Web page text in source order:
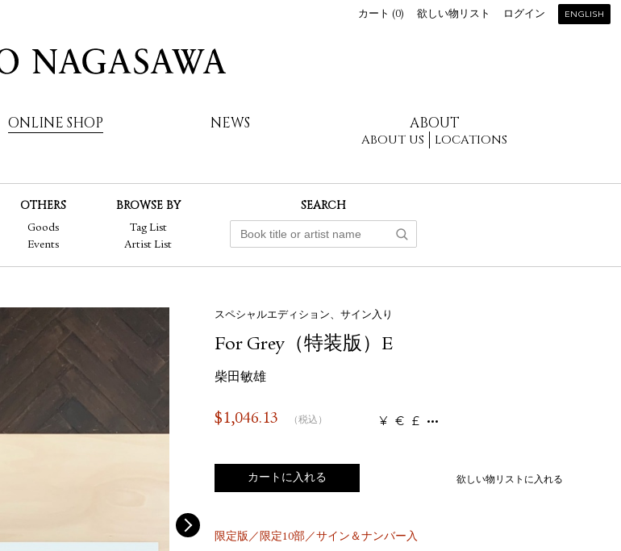
ONLINE SHOP NEWS ABOUT
ABOUT US LOCATIONS
カート (0) 欲しい物リスト ログイン ENGLISH
OTHERS
Goods
Events
BROWSE BY
Tag List
Artist List
SEARCH
スペシャルエディション、サイン入り
For Grey（特装版）E
柴田敏雄
$1,046.13 （税込） ¥ € £
カートに入れる 欲しい物リストに入れる
限定版／限定10部／サイン＆ナンバー入